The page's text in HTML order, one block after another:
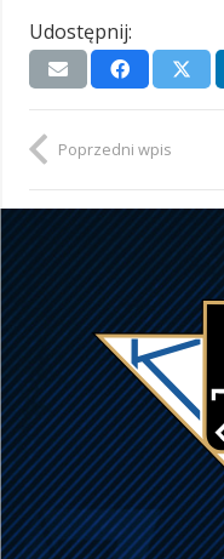
Udostępnij:
Poprzedni wpis